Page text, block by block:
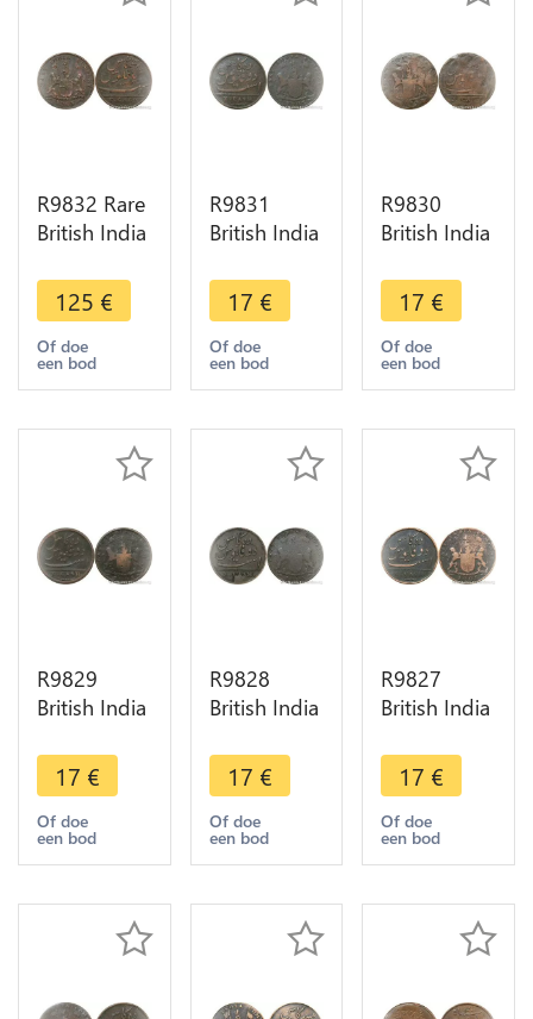
R9832 Rare
British India
Presidency
5 Cash
1803 ->
Make offer
125 €
Of doe
een bod
R9831
British India
Presidency
10 Cash
1808 ->
Make Offer
17 €
Of doe
een bod
R9830
British India
Presidency
10 Cash
1808 Sans
listel ->
17 €
Of doe
een bod
R9829
British India
Presidency
10 Cash
1808 ->
Make Offer
17 €
Of doe
een bod
R9828
British India
Presidency
10 Cash
1803 ->
Make Offer
17 €
Of doe
een bod
R9827
British India
Presidency
10 Cash
1803 ->
Make Offer
17 €
Of doe
een bod